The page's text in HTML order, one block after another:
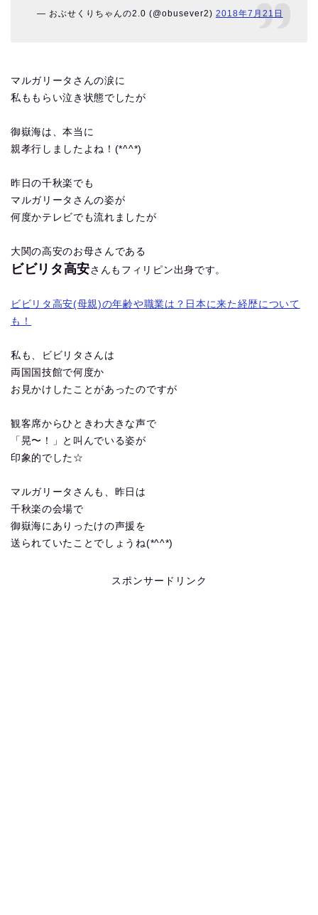
— おぶせくりちゃんの2.0 (@obusever2) 2018年7月21日
マルガリータさんの涙に
私ももらい泣き状態でしたが
御嶽海は、本当に
親孝行しましたよね！(*^^*)
昨日の千秋楽でも
マルガリータさんの姿が
何度かテレビでも流れましたが
大関の高安のお母さんである
ビビリタ高安さんもフィリピン出身です。
ビビリタ高安(母親)の年齢や職業は？日本に来た経歴について
も！
私も、ビビリタさんは
両国国技館で何度か
お見かけしたことがあったのですが
観客席からひときわ大きな声で
「晃〜！」と叫んでいる姿が
印象的でした☆
マルガリータさんも、昨日は
千秋楽の会場で
御嶽海にありったけの声援を
送られていたことでしょうね(*^^*)
スポンサードリンク